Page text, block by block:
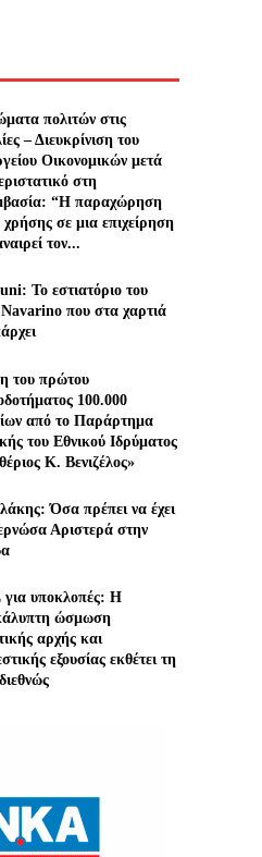
πολιτών στις
– Διευκρίνιση του
Οικονομικών μετά
στη
“Η παραχώρηση
σε μια επιχείρηση
τον...
Το εστιατόριο του
που στα χαρτιά
του πρώτου
100.000
από το Παράρτημα
του Εθνικού Ιδρύματος
Κ. Βενιζέλος»
Όσα πρέπει να έχει
Αριστερά στην
υποκλοπές: H
ώσμωση
αρχής και
εξουσίας εκθέτει τη